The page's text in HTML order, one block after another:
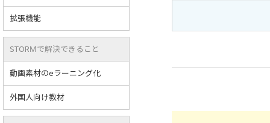
拡張機能
STORMで解決できること
動画素材のeラーニング化
外国人向け教材